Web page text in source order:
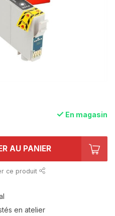
En magasin
AU PANIER
ce produit
en atelier